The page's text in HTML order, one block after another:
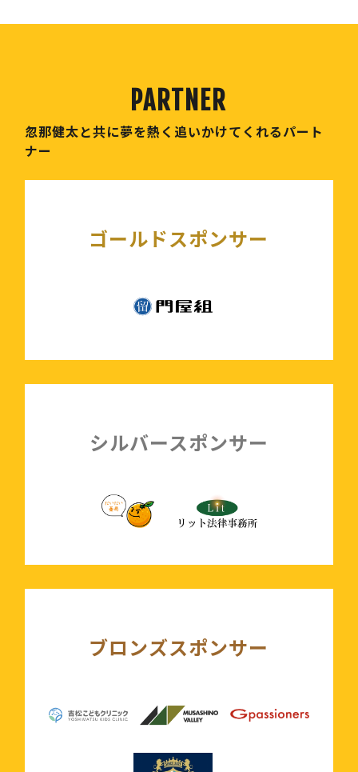
忽那健太と共に夢を熱く追いかけてくれるパート
ナー
ゴールドスポンサー
シルバースポンサー
ブロンズスポンサー